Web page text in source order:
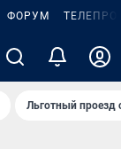
ФОРУМ
Льготный проезд